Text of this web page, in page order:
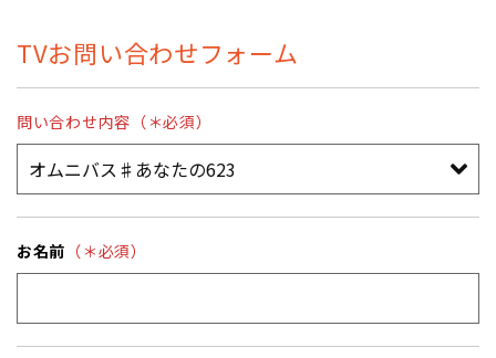
TVお問い合わせフォーム
問い合わせ内容（＊必須）
お名前 （＊必須）